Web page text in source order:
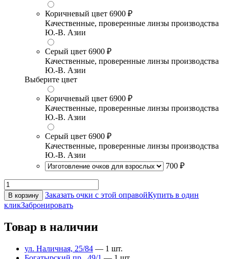
Коричневый цвет 6900 ₽
Качественные, проверенные линзы производства
Ю.-В. Азии
Серый цвет 6900 ₽
Качественные, проверенные линзы производства
Ю.-В. Азии
Выберите цвет
Коричневый цвет 6900 ₽
Качественные, проверенные линзы производства
Ю.-В. Азии
Серый цвет 6900 ₽
Качественные, проверенные линзы производства
Ю.-В. Азии
700 ₽
В корзину Заказать очки с этой оправойКупить в один
кликЗабронировать
Товар в наличии
ул. Наличная, 25/84 — 1 шт.